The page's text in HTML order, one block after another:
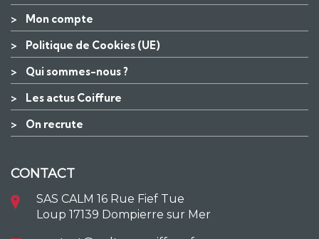
> Mon compte
> Politique de Cookies (UE)
> Qui sommes-nous ?
> Les actus Coiffure
> On recrute
CONTACT
SAS CALM 16 Rue Fief Tue
Loup 17139 Dompierre sur Mer